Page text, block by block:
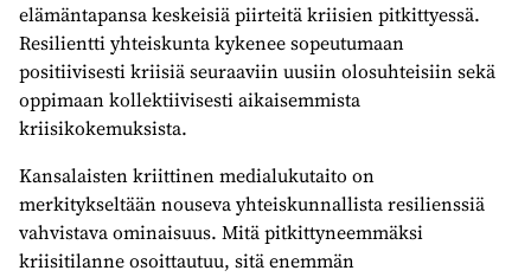
elämäntapansa keskeisiä piirteitä kriisien pitkittyessä.
Resilientti yhteiskunta kykenee sopeutumaan
positiivisesti kriisiä seuraaviin uusiin olosuhteisiin sekä
oppimaan kollektiivisesti aikaisemmista
kriisikokemuksista.
Kansalaisten kriittinen medialukutaito on
merkitykseltään nouseva yhteiskunnallista resilienssiä
vahvistava ominaisuus. Mitä pitkittyneemmäksi
kriisitilanne osoittautuu, sitä enemmän